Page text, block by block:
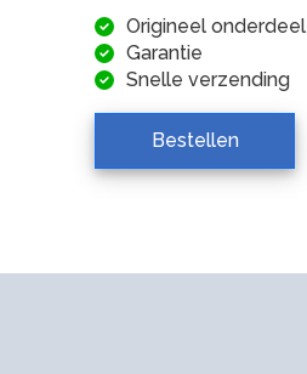
Origineel onderdeel
Garantie
Snelle verzending
Bestellen